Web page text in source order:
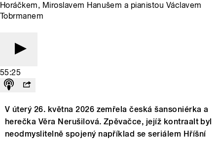
Horáčkem, Miroslavem Hanušem a pianistou Václavem
Tobrmanem
55:25
V úterý 26. května 2026 zemřela česká šansoniérka a
herečka Věra Nerušilová. Zpěvačce, jejíž kontraalt byl
neodmyslitelně spojený například se seriálem Hříšní